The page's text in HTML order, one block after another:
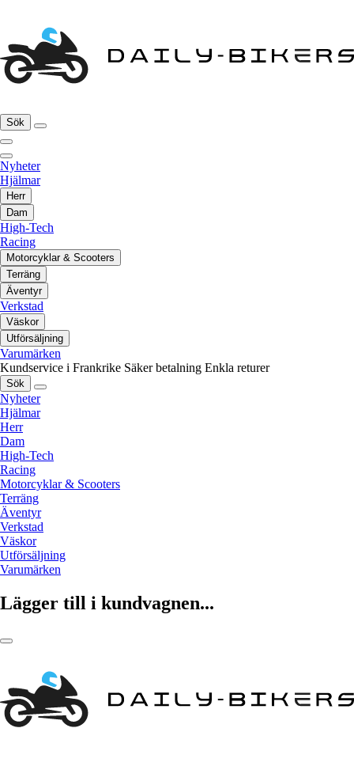
Sök
Nyheter
Hjälmar
Herr
Dam
High-Tech
Racing
Motorcyklar & Scooters
Terräng
Äventyr
Verkstad
Väskor
Utförsäljning
Varumärken
Kundservice i Frankrike Säker betalning Enkla returer
Sök
Nyheter
Hjälmar
Herr
Dam
High-Tech
Racing
Motorcyklar & Scooters
Terräng
Äventyr
Verkstad
Väskor
Utförsäljning
Varumärken
Lägger till i kundvagnen...